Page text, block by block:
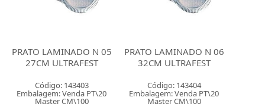
PRATO LAMINADO N 05
27CM ULTRAFEST
Código: 143403
Embalagem: Venda PT\20
Master CM\100
PRATO LAMINADO N 06
32CM ULTRAFEST
Código: 143404
Embalagem: Venda PT\20
Master CM\100